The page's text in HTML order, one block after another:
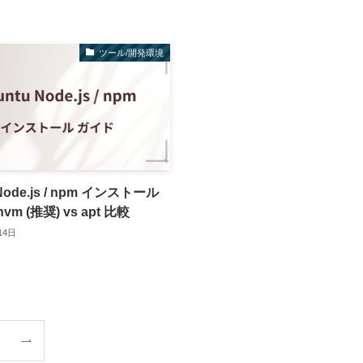
ツール/開発環境
/ npm インストール
(推奨) vs apt 比較
日